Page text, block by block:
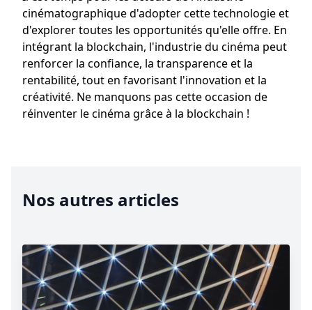
cinématographique d'adopter cette technologie et
d'explorer toutes les opportunités qu'elle offre. En
intégrant la blockchain, l'industrie du cinéma peut
renforcer la confiance, la transparence et la
rentabilité, tout en favorisant l'innovation et la
créativité. Ne manquons pas cette occasion de
réinventer le cinéma grâce à la blockchain !
Nos autres articles